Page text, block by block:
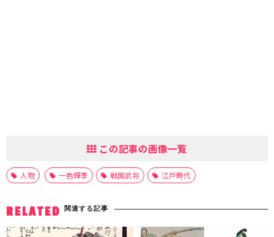
この記事の画像一覧
人物 一色輝季 戦国武将 江戸時代
RELATED 関連する記事